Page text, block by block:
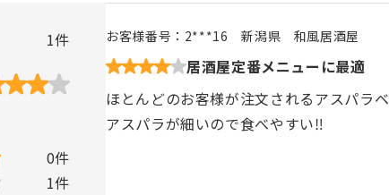
1件
0件
1件
お客様番号： 2***16 新潟県 和風居酒屋
居酒屋定番メニューに最適
ほとんどのお客様が注文されるアスパラベ
アスパラが細いので食べやすい‼️